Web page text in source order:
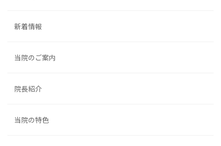
新着情報
当院のご案内
院長紹介
当院の特色